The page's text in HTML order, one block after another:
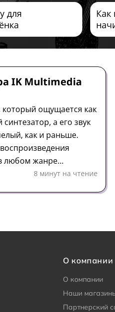
IK Multimedia
ощущается как
а его звук
как и раньше.
любом жанре
для создания
8 минут на чтение
для
Как
О компании
О компании
Наши
Партнерский